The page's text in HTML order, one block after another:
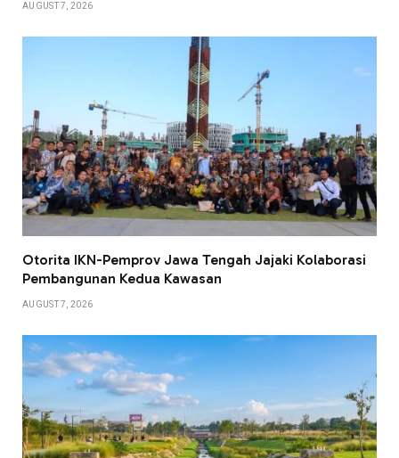
AUGUST 7, 2026
Otorita IKN-Pemprov Jawa Tengah Jajaki Kolaborasi
Pembangunan Kedua Kawasan
AUGUST 7, 2026